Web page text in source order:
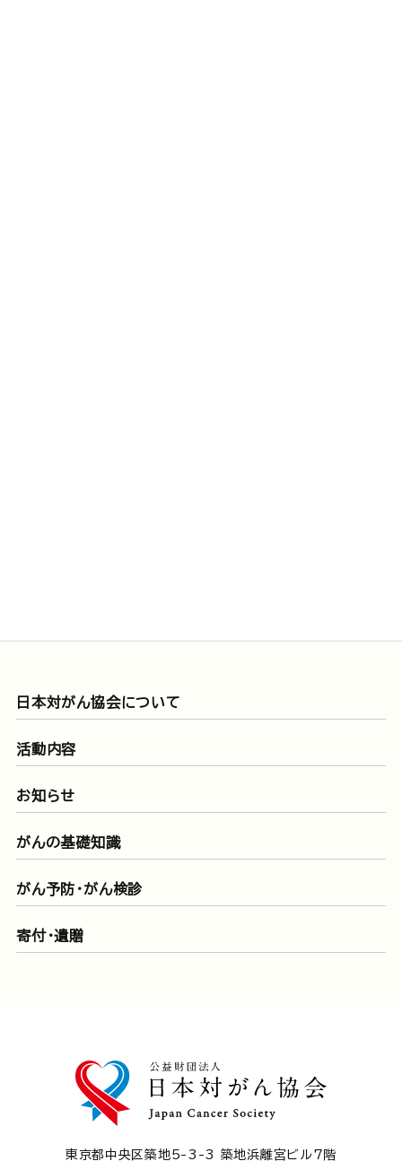
日本対がん協会について
活動内容
お知らせ
がんの基礎知識
がん予防・がん検診
寄付・遺贈
東京都中央区築地5-3-3 築地浜離宮ビル7階